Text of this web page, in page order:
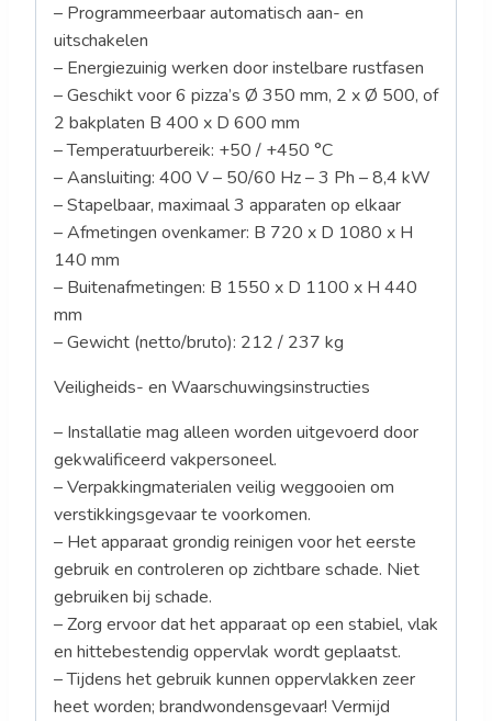
– Programmeerbaar automatisch aan- en
uitschakelen
– Energiezuinig werken door instelbare rustfasen
– Geschikt voor 6 pizza’s Ø 350 mm, 2 x Ø 500, of
2 bakplaten B 400 x D 600 mm
– Temperatuurbereik: +50 / +450 °C
– Aansluiting: 400 V – 50/60 Hz – 3 Ph – 8,4 kW
– Stapelbaar, maximaal 3 apparaten op elkaar
– Afmetingen ovenkamer: B 720 x D 1080 x H
140 mm
– Buitenafmetingen: B 1550 x D 1100 x H 440
mm
– Gewicht (netto/bruto): 212 / 237 kg
Veiligheids- en Waarschuwingsinstructies
– Installatie mag alleen worden uitgevoerd door
gekwalificeerd vakpersoneel.
– Verpakkingmaterialen veilig weggooien om
verstikkingsgevaar te voorkomen.
– Het apparaat grondig reinigen voor het eerste
gebruik en controleren op zichtbare schade. Niet
gebruiken bij schade.
– Zorg ervoor dat het apparaat op een stabiel, vlak
en hittebestendig oppervlak wordt geplaatst.
– Tijdens het gebruik kunnen oppervlakken zeer
heet worden; brandwondensgevaar! Vermijd